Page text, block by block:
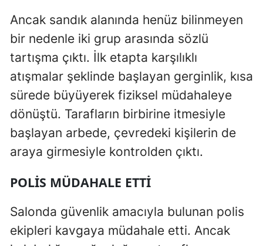
Ancak sandık alanında henüz bilinmeyen
bir nedenle iki grup arasında sözlü
tartışma çıktı. İlk etapta karşılıklı
atışmalar şeklinde başlayan gerginlik, kısa
sürede büyüyerek fiziksel müdahaleye
dönüştü. Tarafların birbirine itmesiyle
başlayan arbede, çevredeki kişilerin de
araya girmesiyle kontrolden çıktı.
POLIS MÜDAHALE ETTI
Salonda güvenlik amacıyla bulunan polis
ekipleri kavgaya müdahale etti. Ancak